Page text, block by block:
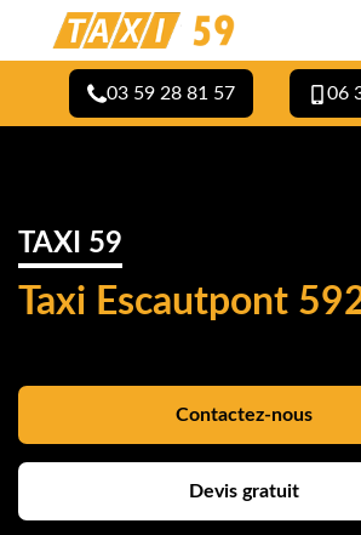
03 59 28 81 57 06
TAXI 59
Taxi Escautpont
Contactez-nous
Devis gratuit